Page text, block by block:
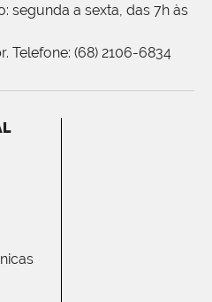
segunda a sexta, das 7h às
Telefone: (68) 2106-6834